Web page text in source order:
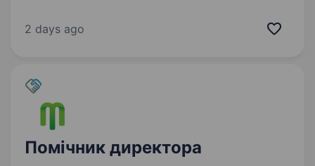
сільськогосподарських культур до їх
2 days ago
Помічник директора